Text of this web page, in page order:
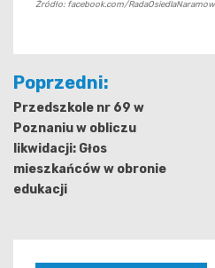
Źródło: facebook.com/
Nawigacja
wpisu
Poprzedni:
Przedszkole nr 69 w
Poznaniu w obliczu
likwidacji: Głos
mieszkańców w obronie
edukacji